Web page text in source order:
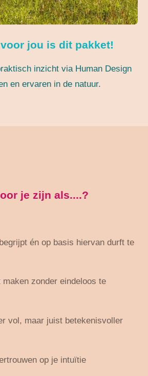
jou is dit pakket!
inzicht via Human Design
en ervaren in de natuur.
je zijn als....?
én op basis hiervan durft te
zonder eindeloos te
vol, maar juist betekenisvoller
op je intuïtie